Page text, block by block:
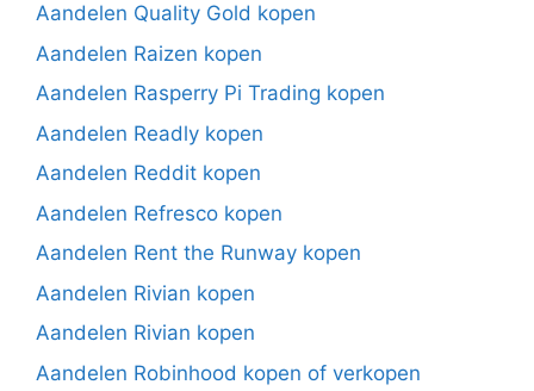
Aandelen Quality Gold kopen
Aandelen Raizen kopen
Aandelen Rasperry Pi Trading kopen
Aandelen Readly kopen
Aandelen Reddit kopen
Aandelen Refresco kopen
Aandelen Rent the Runway kopen
Aandelen Rivian kopen
Aandelen Rivian kopen
Aandelen Robinhood kopen of verkopen